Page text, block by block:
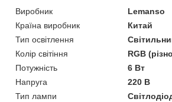
Виробник
Lemanso
Країна виробник
Китай
Тип освітлення
Колір світіння
RGB
Потужність
6 Вт
Напруга
220 В
Тип лампи